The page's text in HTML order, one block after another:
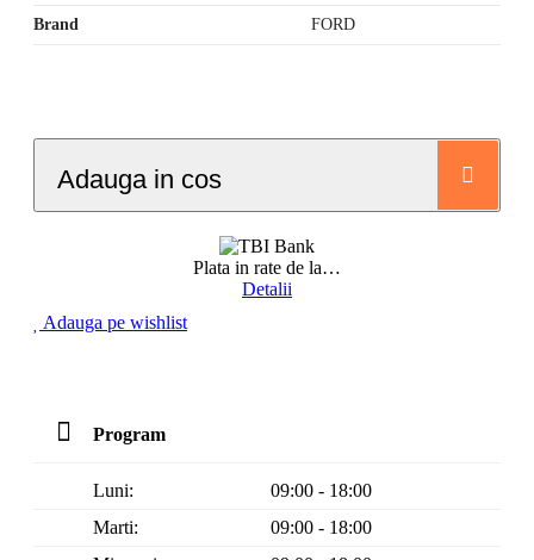
Brand FORD
Adauga in cos
Plata in rate de la…
Detalii
Adauga pe wishlist
Program
Luni:
09:00 - 18:00
Marti:
09:00 - 18:00